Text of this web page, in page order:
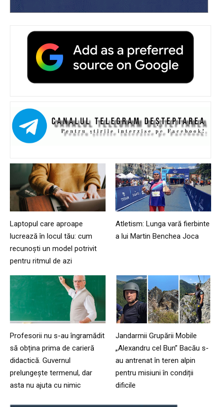
Laptopul care aproape
lucrează în locul tău: cum
recunoști un model potrivit
pentru ritmul de azi
Atletism: Lunga vară fierbinte
a lui Martin Benchea Joca
Profesorii nu s-au îngramădit
să obțina prima de carieră
didactică. Guvernul
prelungește termenul, dar
asta nu ajuta cu nimic
Jandarmii Grupării Mobile
„Alexandru cel Bun” Bacău s-
au antrenat în teren alpin
pentru misiuni în condiții
dificile